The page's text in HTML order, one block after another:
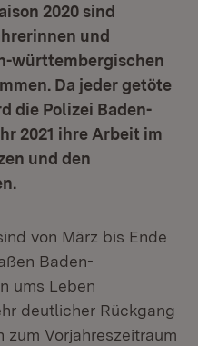
2020 sind
und
württembergischen
Da jeder getöte
die Polizei Baden-
2021 ihre Arbeit im
und den
von März bis Ende
Baden-
ums Leben
deutlicher Rückgang
Vorjahreszeitraum